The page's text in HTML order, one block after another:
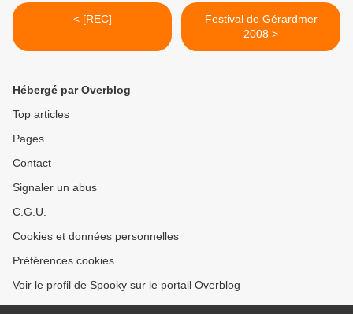
< [REC]
Festival de Gérardmer
2008 >
Hébergé par Overblog
Top articles
Pages
Contact
Signaler un abus
C.G.U.
Cookies et données personnelles
Préférences cookies
Voir le profil de Spooky sur le portail Overblog